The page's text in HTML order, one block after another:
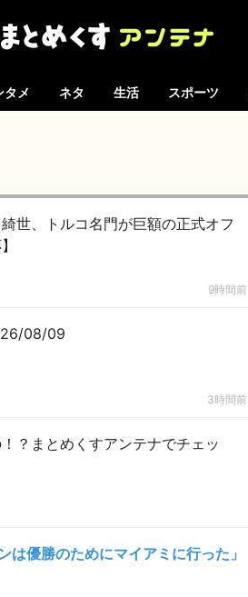
タメ ネタ 生活 スポーツ
世、トルコ名門が巨額の正式オフ
9時間前
08/09
3時間前
？まとめくすアンテナでチェッ
は優勝のためにマイアミに行った」